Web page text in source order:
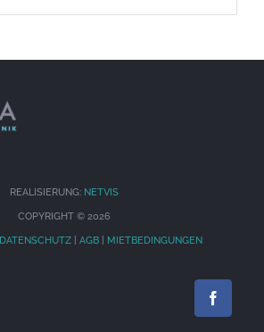
REALISIERUNG: NETVIS
COPYRIGHT © 2026
DATENSCHUTZ| AGB| MIETBEDINGUNGEN